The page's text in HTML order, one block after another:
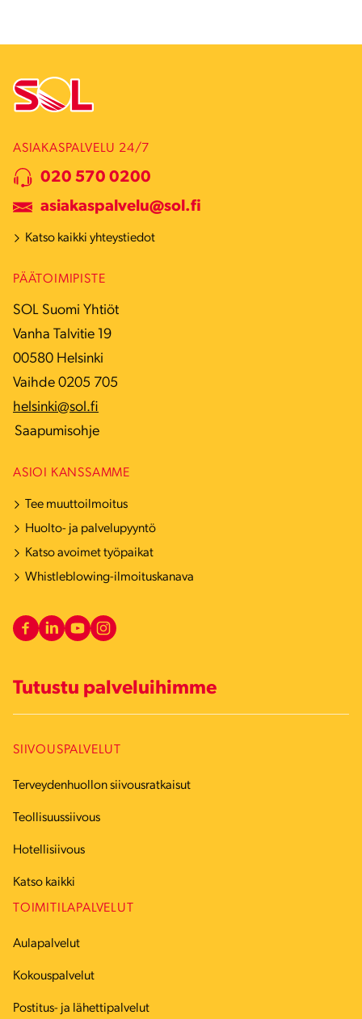
ASIAKASPALVELU 24/7
020 570 0200
asiakaspalvelu@sol.fi
Katso kaikki yhteystiedot
PÄÄTOIMIPISTE
SOL Suomi Yhtiöt
Vanha Talvitie 19
00580 Helsinki
Vaihde 0205 705
helsinki@sol.fi
Saapumisohje
ASIOI KANSSAMME
Tee muuttoilmoitus
Huolto- ja palvelupyyntö
Katso avoimet työpaikat
Whistleblowing-ilmoituskanava
Tutustu palveluihimme
SIIVOUSPALVELUT
Terveydenhuollon siivousratkaisut
Teollisuussiivous
Hotellisiivous
Katso kaikki
TOIMITILAPALVELUT
Aulapalvelut
Kokouspalvelut
Postitus- ja lähettipalvelut